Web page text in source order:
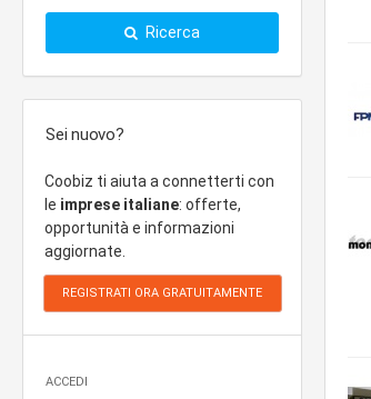
Ricerca
Sei nuovo?
Coobiz ti aiuta a connetterti con
le imprese italiane: offerte,
opportunità e informazioni
aggiornate.
ACCEDI